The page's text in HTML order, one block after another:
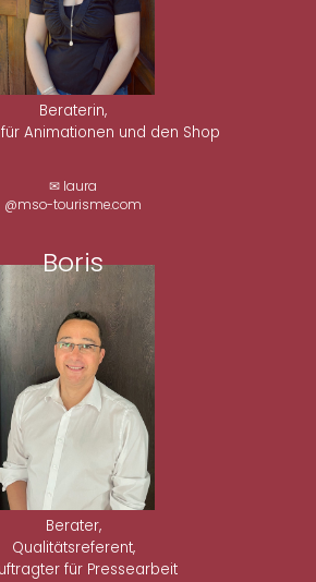
Beraterin,
Animationen und den Shop
✉ laura
@mso-tourisme.com
Boris
Berater,
Qualitätsreferent,
für Pressearbeit